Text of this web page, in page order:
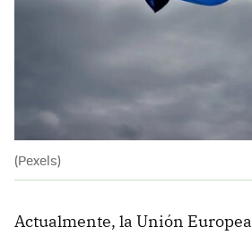
(Pexels)
Actualmente, la Unión Europea